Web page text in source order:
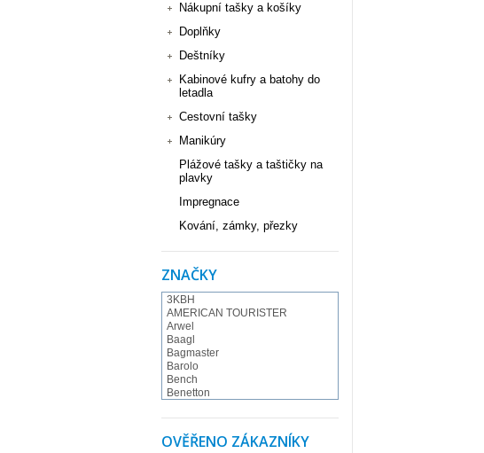
Nákupní tašky a košíky
Doplňky
Deštníky
Kabinové kufry a batohy do
letadla
Cestovní tašky
Manikúry
Plážové tašky a taštičky na
plavky
Impregnace
Kování, zámky, přezky
ZNAČKY
3KBH
AMERICAN TOURISTER
Arwel
Baagl
Bagmaster
Barolo
Bench
Benetton
BestWay - Fabrizio
BLACK HAND
Braun Büffel
OVĚŘENO ZÁKAZNÍKY